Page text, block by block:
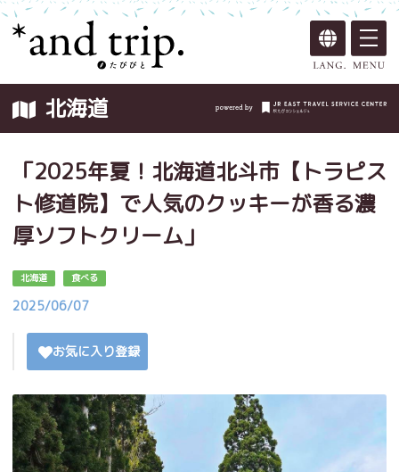
北海道
「2025年夏！北海道北斗市【トラピス
ト修道院】で人気のクッキーが香る濃
厚ソフトクリーム」
北海道 食べる
2025/06/07
お気に入り登録